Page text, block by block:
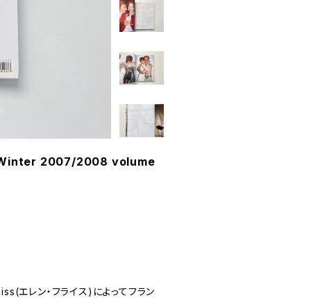
2007/2008 volume
エレン・フライス)によってフラン